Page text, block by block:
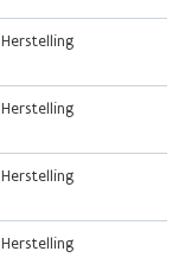
Herstelling
Herstelling
Herstelling
Herstelling